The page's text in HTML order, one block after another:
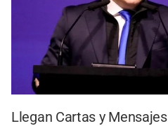
Llegan Cartas y Mensajes